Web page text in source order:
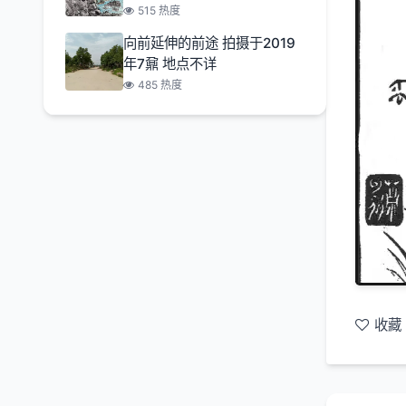
515 热度
向前延伸的前途 拍摄于2019
年7鼐 地点不详
485 热度
收藏